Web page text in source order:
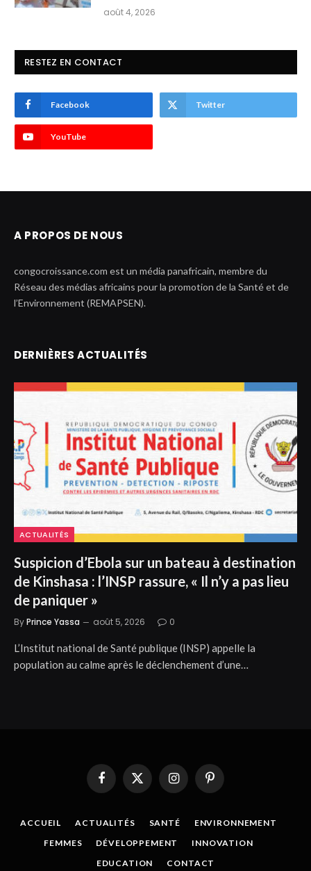
août 4, 2026
RESTEZ EN CONTACT
Facebook Twitter
YouTube
A PROPOS DE NOUS
congocroissance.com est un média panafricain, membre du
Réseau des médias africains pour la promotion de la Santé et de
l’Environnement (REMAPSEN).
DERNIÈRES ACTUALITÉS
ACTUALITÉS
Suspicion d’Ebola sur un bateau à destination
de Kinshasa : l’INSP rassure, « Il n’y a pas lieu
de paniquer »
ByPrince Yassa août 5, 2026 0
L’Institut national de Santé publique (INSP) appelle la
population au calme après le déclenchement d’une…
FacebookX
(Twitter)
InstagramPinterest
ACCUEIL ACTUALITÉS SANTÉ
ENVIRONNEMENT
FEMMES
DÉVELOPPEMENT
INNOVATION
EDUCATION
CONTACT